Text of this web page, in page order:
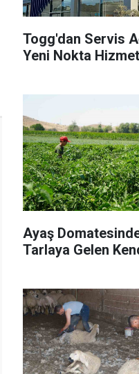
Togg'dan Servis
Yeni Nokta
Ayaş
Tarlaya Gelen